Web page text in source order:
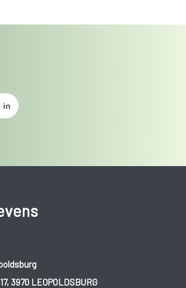
3970 LEOPOLDSBURG